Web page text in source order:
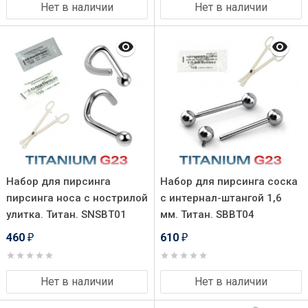
Нет в наличии Нет в наличии
Набор для пирсинга
пирсинга носа с нострилой
улитка. Титан. SNSBТ01
460 ₽
Нет в наличии
Набор для пирсинга соска
с интернал-штангой 1,6
мм. Титан. SBBT04
610 ₽
Нет в наличии